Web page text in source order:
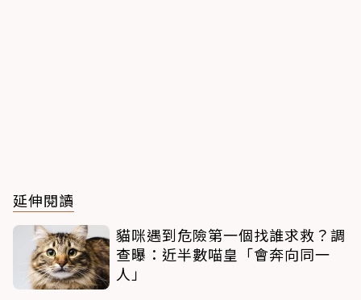
延伸閱讀
貓咪遇到危險第一個找誰求救？調
查曝：近半數喵皇「會奔向同一
人」